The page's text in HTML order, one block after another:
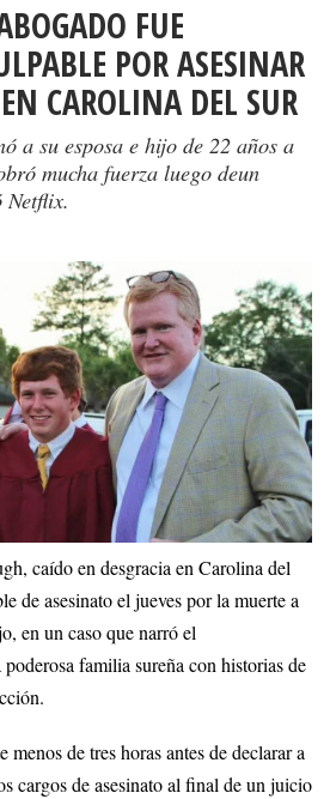
FUE
POR ASESINAR
CAROLINA DEL SUR
a su esposa e hijo de 22 años a
mucha fuerza luego deun
Netflix.
caído en desgracia en Carolina del
de asesinato el jueves por la muerte a
en un caso que narró el
familia sureña con historias de
de tres horas antes de declarar a
cargos de asesinato al final de un juicio